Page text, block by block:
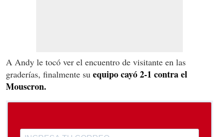
A Andy le tocó ver el encuentro de visitante en las
graderías, finalmente su equipo cayó 2-1 contra el
Mouscron.